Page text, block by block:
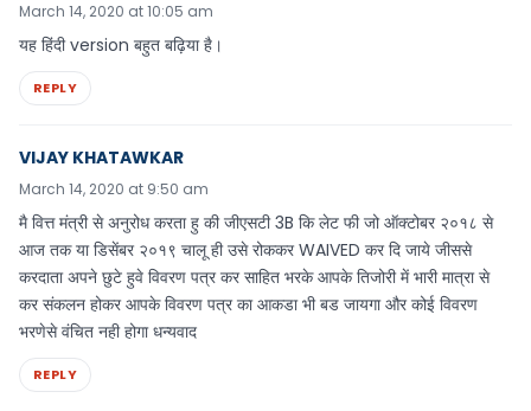
March 14, 2020 at 10:05 am
यह हिंदी version बहुत बढ़िया है।
REPLY
VIJAY KHATAWKAR
March 14, 2020 at 9:50 am
मै वित्त मंत्री से अनुरोध करता हु की जीएसटी 3B कि लेट फी जो ऑक्टोबर २०१८ से
आज तक या डिसेंबर २०१९ चालू ही उसे रोककर WAIVED कर दि जाये जीससे
करदाता अपने छुटे हुवे विवरण पत्र कर साहित भरके आपके तिजोरी में भारी मात्रा से
कर संकलन होकर आपके विवरण पत्र का आकडा भी बड जायगा और कोई विवरण
भरणेसे वंचित नही होगा धन्यवाद
REPLY